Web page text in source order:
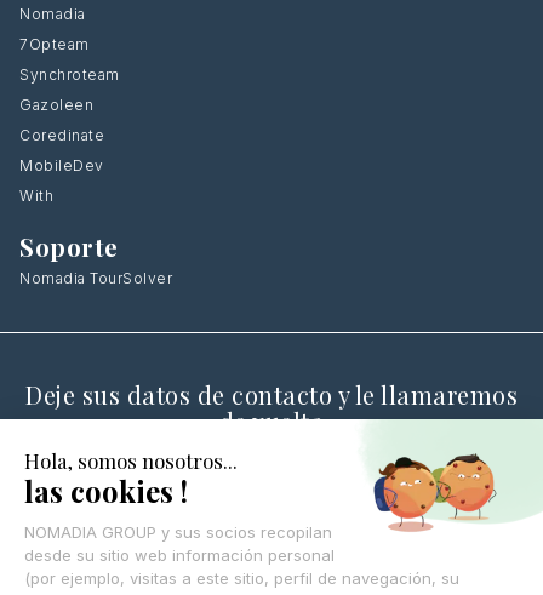
Nomadia
7Opteam
Synchroteam
Gazoleen
Coredinate
MobileDev
With
Soporte
Nomadia TourSolver
Deje sus datos de contacto y le llamaremos
de vuelta
CONTÁCTANOS
© Nomadia 2025
Aviso legal
Condiciones generales de uso de la plataforma Nomadia